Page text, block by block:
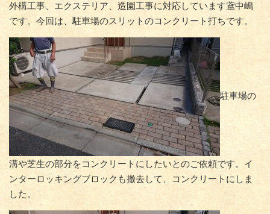
外構工事、エクステリア、造園工事に対応しています鳶中嶋
です。今回は、駐車場のスリットのコンクリート打ちです。
駐車場の
溝や芝生の部分をコンクリートにしたいとのご依頼です。イ
ンターロッキングブロックも撤去して、コンクリートにしま
した。